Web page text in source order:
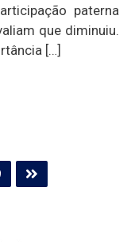
paterna
que diminuiu.
[…]